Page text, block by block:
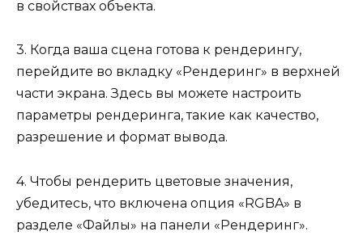
в свойствах объекта.
3. Когда ваша сцена готова к рендерингу,
перейдите во вкладку «Рендеринг» в верхней
части экрана. Здесь вы можете настроить
параметры рендеринга, такие как качество,
разрешение и формат вывода.
4. Чтобы рендерить цветовые значения,
убедитесь, что включена опция «RGBA» в
разделе «Файлы» на панели «Рендеринг».